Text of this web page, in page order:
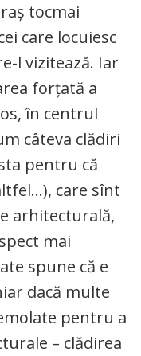
tocmai
care locuiesc
l vizitează. Iar
forțată a
în centrul
câteva clădiri
pentru că
care sînt
arhitecturală,
mai
spune că e
dacă multe
pentru a
– clădirea